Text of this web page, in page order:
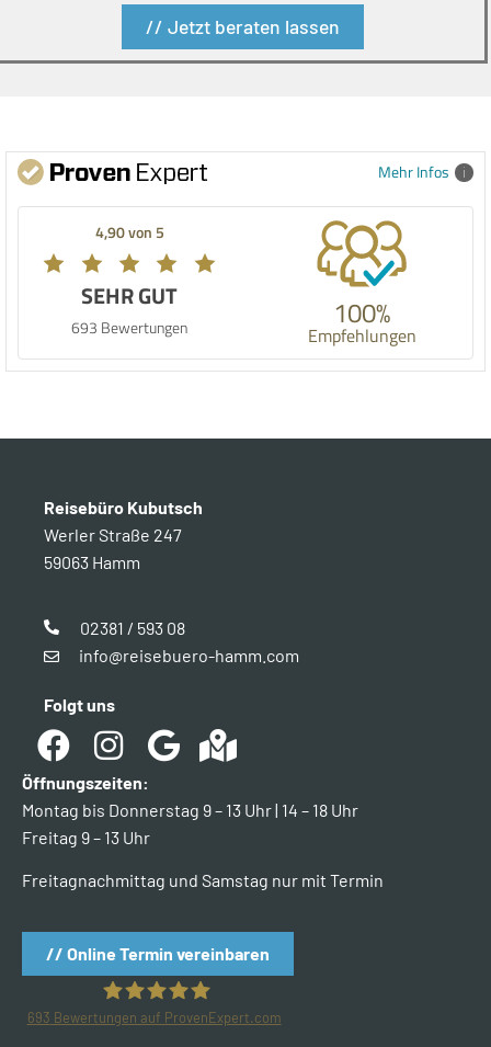
// Jetzt beraten lassen
Mehr Infos
4,90 von 5
SEHR GUT
693 Bewertungen 100%
Empfehlungen
Reisebüro Kubutsch
Werler Straße 247
59063 Hamm
02381 / 593 08
info@reisebuero-hamm.com
Folgt uns
Öffnungszeiten:
Montag bis Donnerstag 9 – 13 Uhr | 14 – 18 Uhr
Freitag 9 – 13 Uhr
Freitagnachmittag und Samstag nur mit Termin
// Online Termin vereinbaren
693 Bewertungen auf ProvenExpert.com